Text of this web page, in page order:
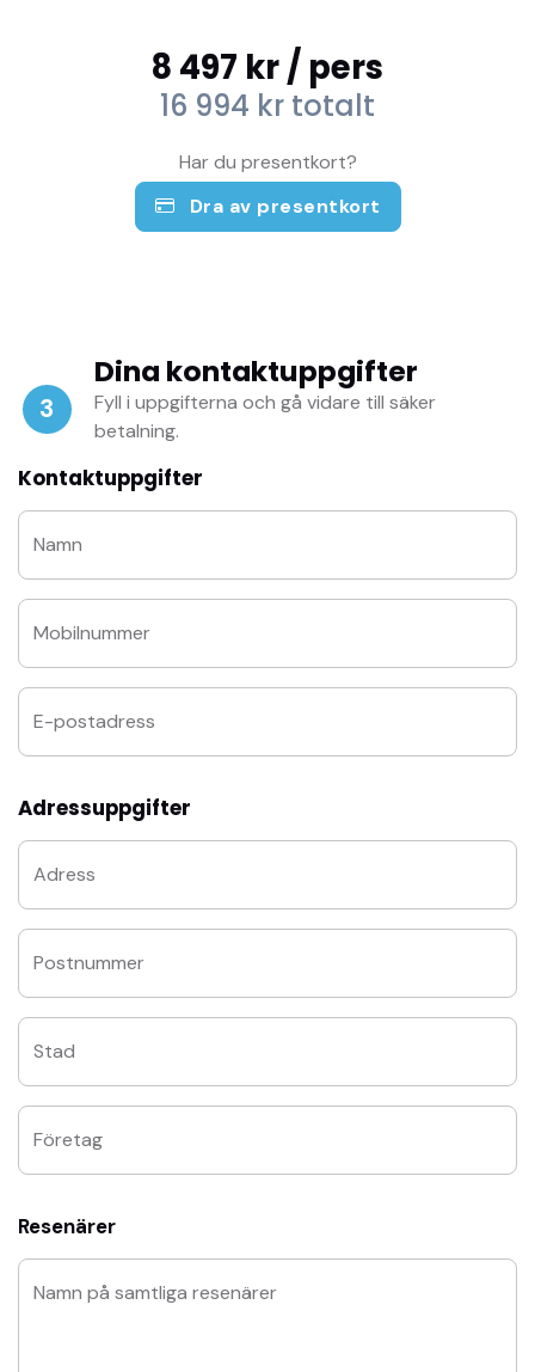
8 497 kr/ pers
16 994 kr totalt
Har du presentkort?
Dra av presentkort
3
Dina kontaktuppgifter
Fyll i uppgifterna och gå vidare till säker
betalning.
Kontaktuppgifter
Namn
Mobilnummer
E-postadress
Adressuppgifter
Adress
Postnummer
Stad
Företag
Resenärer
Namn på samtliga resenärer